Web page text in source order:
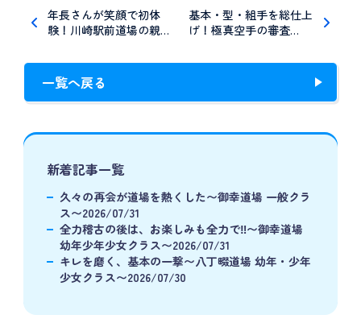
年長さんが笑顔で初体
験！川崎駅前道場の親…
基本・型・組手を総仕上
げ！極真空手の審査…
一覧へ戻る
新着記事一覧
久々の再会が道場を熱くした〜御幸道場 一般クラ
ス〜2026/07/31
全力稽古の後は、お楽しみも全力で‼️〜御幸道場
幼年少年少女クラス〜2026/07/31
キレを磨く、基本の一撃〜八丁畷道場 幼年・少年
少女クラス〜2026/07/30